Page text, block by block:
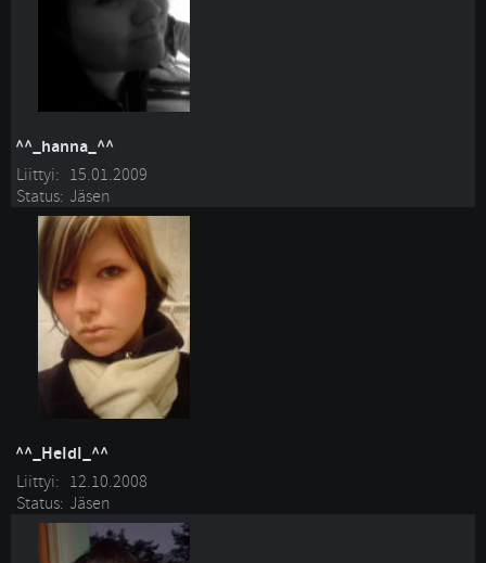
^^_hanna_^^
Liittyi: 15.01.2009
Status: Jäsen
^^_HeIdI_^^
Liittyi: 12.10.2008
Status: Jäsen